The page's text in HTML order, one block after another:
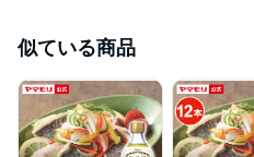
似ている商品